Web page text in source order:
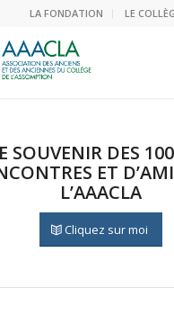
LA FONDATION LE
SOUVENIR DES
ET
L’AAACLA
Cliquez sur moi